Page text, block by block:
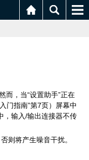
而，当“设置助手”正在
门指南”第7页）屏幕中
，输入/输出连接器不传
则将产生噪音干扰。